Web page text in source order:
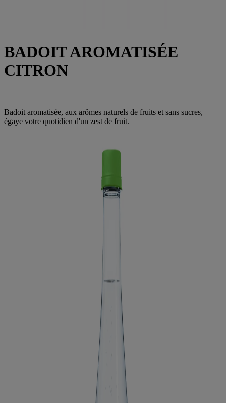
BADOIT AROMATISÉE
CITRON
Badoit aromatisée, aux arômes naturels de fruits et sans sucres,
égaye votre quotidien d'un zest de fruit.